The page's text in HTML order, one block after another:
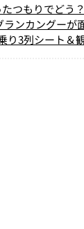
たつもりでどう
ランカングーが
り3列シート＆